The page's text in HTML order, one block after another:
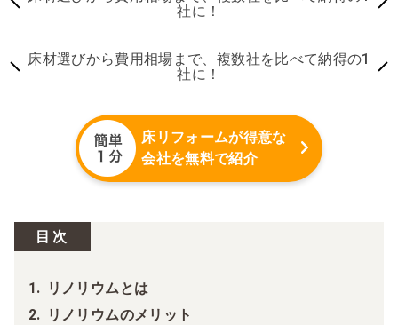
社に！
床材選びから費用相場まで、複数社を比べて納得の1
社に！
床リフォームが得意な
会社を無料で紹介
目次
リノリウムとは
リノリウムのメリット